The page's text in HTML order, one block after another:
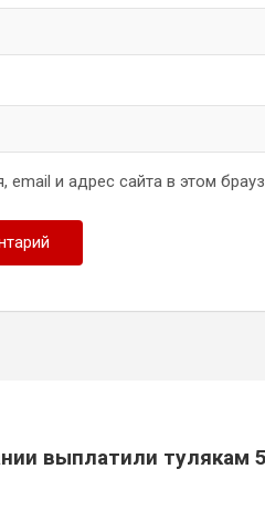
email и адрес сайта в этом
выплатили тулякам